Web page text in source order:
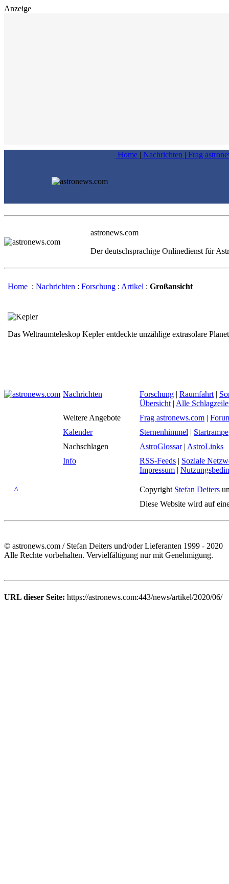
Anzeige
Home | Nachrichten | Frag
astronews.com
Der deutschsprachige Onlinedienst für
Home : Nachrichten : Forschung : Artikel : Großansicht
Das Weltraumteleskop Kepler entdeckte unzählige extrasolare
Nachrichten Forschung | Raumfahrt |
Übersicht | Alle
Weitere Angebote
Frag astronews.com |
Kalender
Sternenhimmel | Startrampe
Nachschlagen
AstroGlossar| AstroLinks
Info
RSS-Feeds | Soziale
Impressum |
^ Copyright Stefan Deiters
Diese Website wird auf
© astronews.com / Stefan Deiters und/oder Lieferanten 1999 - 2020
Alle Rechte vorbehalten. Vervielfältigung nur mit Genehmigung.
URL dieser Seite: https://astronews.com:443/news/artikel/2020/06/